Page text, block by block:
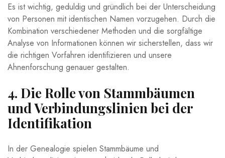
Es ist wichtig, geduldig und gründlich bei der Unterscheidung
von Personen mit identischen Namen vorzugehen. Durch die
Kombination verschiedener Methoden und die sorgfältige
Analyse von Informationen können wir sicherstellen, dass wir
die richtigen Vorfahren identifizieren und unsere
Ahnenforschung genauer gestalten.
4. Die Rolle von Stammbäumen
und Verbindungslinien bei der
Identifikation
In der Genealogie spielen Stammbäume und